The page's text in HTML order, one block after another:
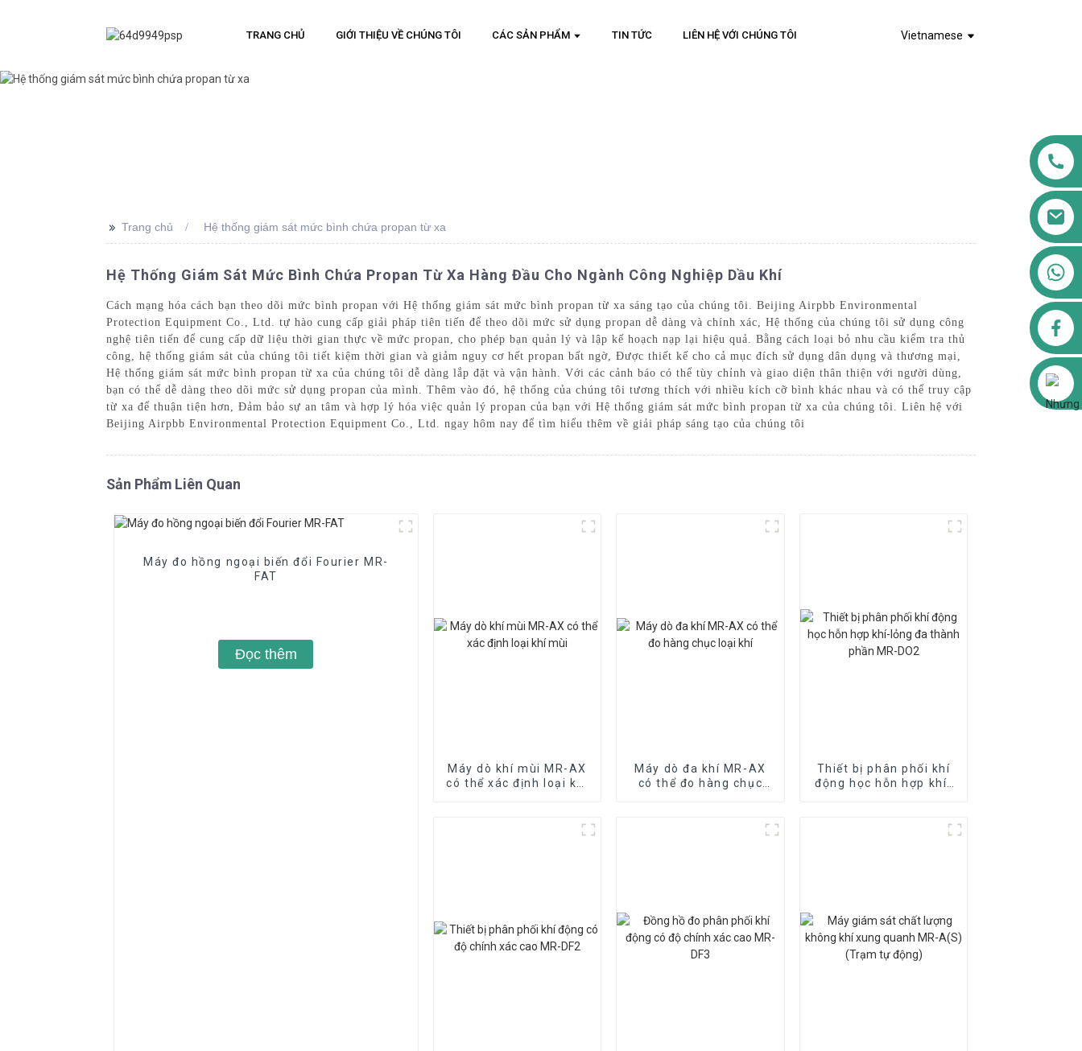
TRANG CHỦ GIỚI THIỆU VỀ CHÚNG TÔI CÁC SẢN PHẨM TIN TỨC LIÊN HỆ VỚI CHÚNG TÔI Vietnamese
airppb123@gmail.com
>> Trang chủ Hệ thống giám sát mức bình chứa propan từ xa
Hệ Thống Giám Sát Mức Bình Chứa Propan Từ Xa Hàng Đầu Cho Ngành Công Nghiệp Dầu Khí
Cách mạng hóa cách bạn theo dõi mức bình propan với Hệ thống giám sát mức bình propan từ xa sáng tạo của chúng tôi. Beijing Airpbb Environmental
Protection Equipment Co., Ltd. tự hào cung cấp giải pháp tiên tiến để theo dõi mức sử dụng propan dễ dàng và chính xác, Hệ thống của chúng tôi sử dụng công
nghệ tiên tiến để cung cấp dữ liệu thời gian thực về mức propan, cho phép bạn quản lý và lập kế hoạch nạp lại hiệu quả. Bằng cách loại bỏ nhu cầu kiểm tra thủ
công, hệ thống giám sát của chúng tôi tiết kiệm thời gian và giảm nguy cơ hết propan bất ngờ, Được thiết kế cho cả mục đích sử dụng dân dụng và thương mại,
Hệ thống giám sát mức bình propan từ xa của chúng tôi dễ dàng lắp đặt và vận hành. Với các cảnh báo có thể tùy chỉnh và giao diện thân thiện với người dùng,
bạn có thể dễ dàng theo dõi mức sử dụng propan của mình. Thêm vào đó, hệ thống của chúng tôi tương thích với nhiều kích cỡ bình khác nhau và có thể truy cập
từ xa để thuận tiện hơn, Đảm bảo sự an tâm và hợp lý hóa việc quản lý propan của bạn với Hệ thống giám sát mức bình propan từ xa của chúng tôi. Liên hệ với
Beijing Airpbb Environmental Protection Equipment Co., Ltd. ngay hôm nay để tìm hiểu thêm về giải pháp sáng tạo của chúng tôi
Sản Phẩm Liên Quan
Máy đo hồng ngoại biến đổi Fourier MR-
FAT
Đọc thêm
Máy dò khí mùi MR-AX
có thể xác định loại khí
Máy dò đa khí MR-AX
có thể đo hàng chục
Thiết bị phân phối khí
động học hỗn hợp khí-